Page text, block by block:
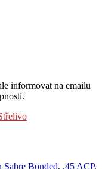
informovat na emailu